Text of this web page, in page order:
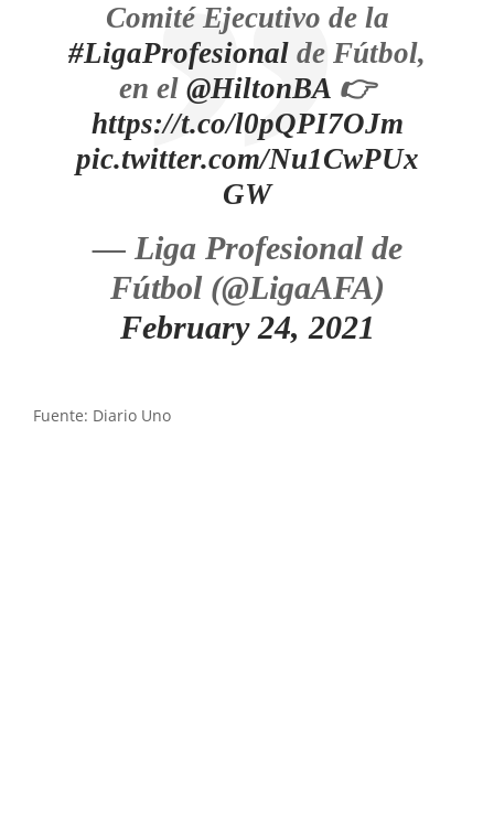
Comité Ejecutivo de la
#LigaProfesional de Fútbol,
en el @HiltonBA 👉
https://t.co/l0pQPI7OJm
pic.twitter.com/Nu1CwPUx
GW
— Liga Profesional de
Fútbol (@LigaAFA)
February 24, 2021
Fuente: Diario Uno